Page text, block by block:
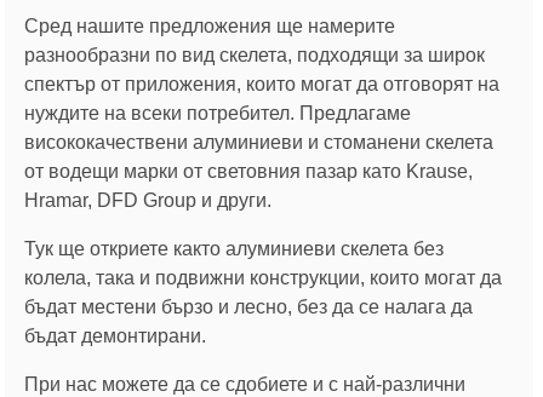
Сред нашите предложения ще намерите
разнообразни по вид скелета, подходящи за широк
спектър от приложения, които могат да отговорят на
нуждите на всеки потребител. Предлагаме
висококачествени алуминиеви и стоманени скелета
от водещи марки от световния пазар като Krause,
Hramar, DFD Group и други.
Тук ще откриете както алуминиеви скелета без
колела, така и подвижни конструкции, които могат да
бъдат местени бързо и лесно, без да се налага да
бъдат демонтирани.
При нас можете да се сдобиете и с най-различни